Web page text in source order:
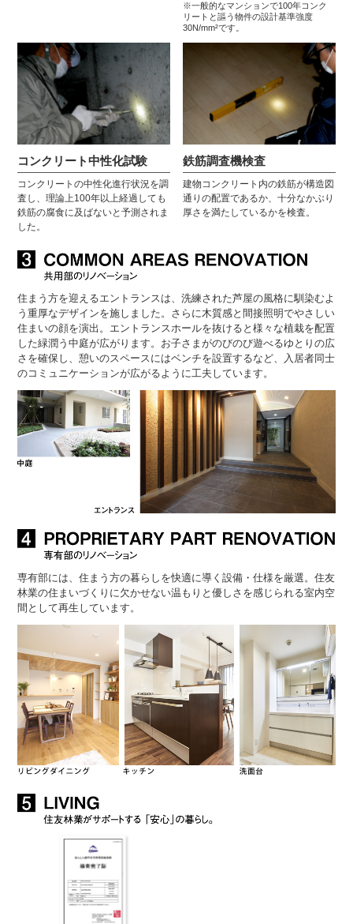
※一般的なマンションで100年コンク
リートと謳う物件の設計基準強度
30N/mm²です。
コンクリート中性化試験
コンクリートの中性化進行状況を調
査し、理論上100年以上経過しても
鉄筋の腐食に及ばないと予測されま
した。
鉄筋調査機検査
建物コンクリート内の鉄筋が構造図
通りの配置であるか、十分なかぶり
厚さを満たしているかを検査。
住まう方を迎えるエントランスは、洗練された芦屋の風格に馴染むよ
う重厚なデザインを施しました。さらに木質感と間接照明でやさしい
住まいの顔を演出。エントランスホールを抜けると様々な植栽を配置
した緑潤う中庭が広がります。お子さまがのびのび遊べるゆとりの広
さを確保し、憩いのスペースにはベンチを設置するなど、入居者同士
のコミュニケーションが広がるように工夫しています。
専有部には、住まう方の暮らしを快適に導く設備・仕様を厳選。住友
林業の住まいづくりに欠かせない温もりと優しさを感じられる室内空
間として再生しています。